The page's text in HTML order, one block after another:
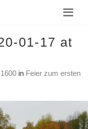
01-17 at
in Feier zum ersten